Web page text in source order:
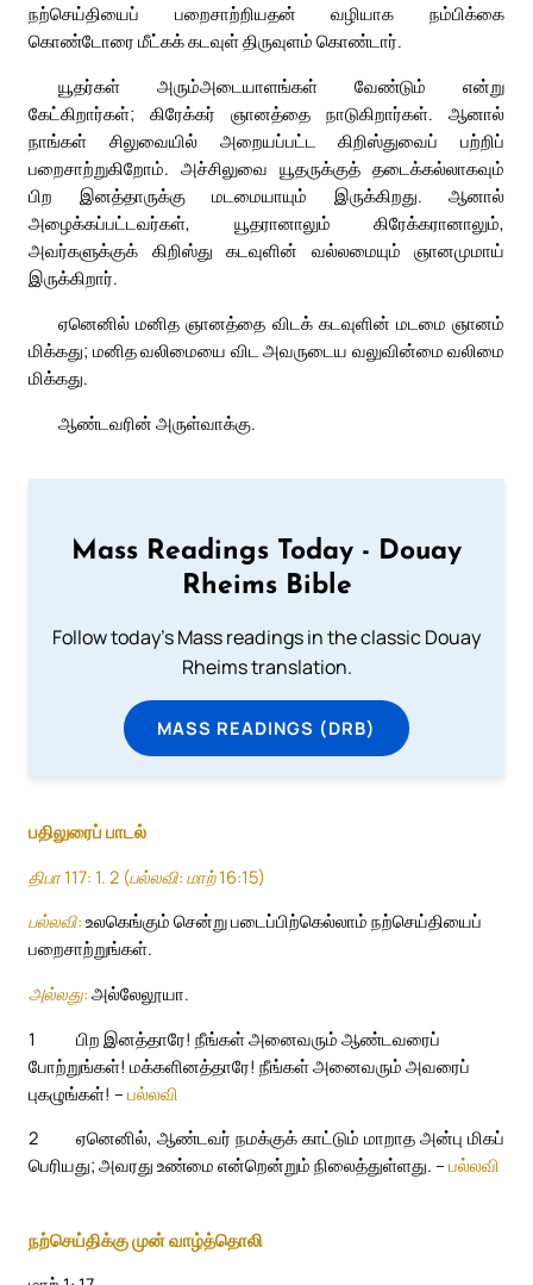
நற்செய்தியைப் பறைசாற்றியதன் வழியாக நம்பிக்கை
கொண்டோரை மீட்கக் கடவுள் திருவுளம் கொண்டார்.
யூதர்கள் அரும்அடையாளங்கள் வேண்டும் என்று
கேட்கிறார்கள்; கிரேக்கர் ஞானத்தை நாடுகிறார்கள். ஆனால்
நாங்கள் சிலுவையில் அறையப்பட்ட கிறிஸ்துவைப் பற்றிப்
பறைசாற்றுகிறோம். அச்சிலுவை யூதருக்குத் தடைக்கல்லாகவும்
பிற இனத்தாருக்கு மடமையாயும் இருக்கிறது. ஆனால்
அழைக்கப்பட்டவர்கள், யூதரானாலும் கிரேக்கரானாலும்,
அவர்களுக்குக் கிறிஸ்து கடவுளின் வல்லமையும் ஞானமுமாய்
இருக்கிறார்.
ஏனெனில் மனித ஞானத்தை விடக் கடவுளின் மடமை ஞானம்
மிக்கது; மனித வலிமையை விட அவருடைய வலுவின்மை வலிமை
மிக்கது.
ஆண்டவரின் அருள்வாக்கு.
Mass Readings Today - Douay
Rheims Bible
Follow today's Mass readings in the classic Douay
Rheims translation.
MASS READINGS (DRB)
பதிலுரைப் பாடல்
திபா 117: 1. 2 (பல்லவி: மாற் 16:15)
பல்லவி: உலகெங்கும் சென்று படைப்பிற்கெல்லாம் நற்செய்தியைப்
பறைசாற்றுங்கள்.
அல்லது: அல்லேலூயா.
1
பிற இனத்தாரே! நீங்கள் அனைவரும் ஆண்டவரைப்
போற்றுங்கள்! மக்களினத்தாரே! நீங்கள் அனைவரும் அவரைப்
புகழுங்கள்! – பல்லவி
2
ஏனெனில், ஆண்டவர் நமக்குக் காட்டும் மாறாத அன்பு மிகப்
பெரியது; அவரது உண்மை என்றென்றும் நிலைத்துள்ளது. – பல்லவி
நற்செய்திக்கு முன் வாழ்த்தொலி